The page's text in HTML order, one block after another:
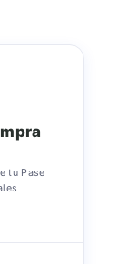
tu Pase